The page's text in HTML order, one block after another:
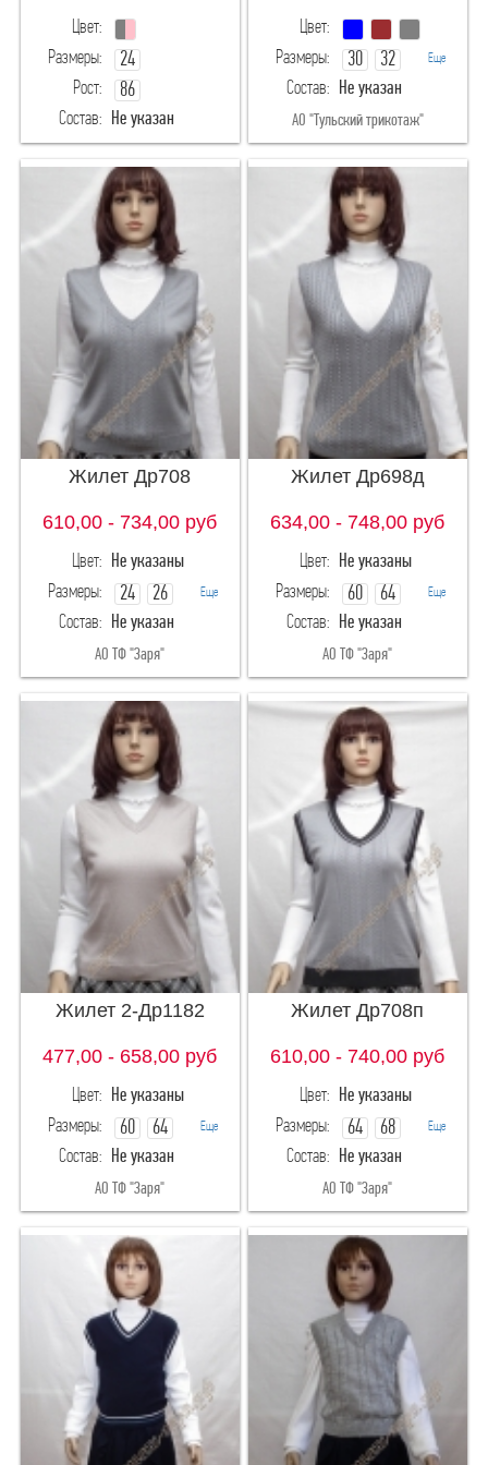
146 152-170
152 158
176-190
Материал
хб меринос
шерсть/ПАН
Цвета
Синий
Цвет:
Размеры:
24
Рост: 86
Состав: Не указан
Цвет:
Размеры:
30
32
34
36
Еще
Состав: Не указан
АО "Тульский трикотаж"
Жилет Др708
610,00 - 734,00 руб
Цвет: Не указаны
Размеры:
24
26
30
60
Еще
Состав: Не указан
АО ТФ "Заря"
Жилет Др698д
634,00 - 748,00 руб
Цвет: Не указаны
Размеры:
60
64
68
72
Еще
Состав: Не указан
АО ТФ "Заря"
Жилет 2-Др1182
477,00 - 658,00 руб
Цвет: Не указаны
Размеры:
60
64
68
72
Еще
Состав: Не указан
АО ТФ "Заря"
Жилет Др708п
610,00 - 740,00 руб
Цвет: Не указаны
Размеры:
64
68
72
76
Еще
Состав: Не указан
АО ТФ "Заря"